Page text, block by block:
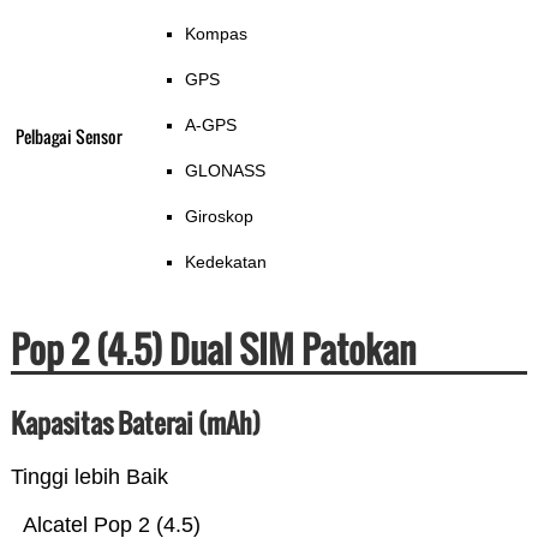
Pelbagai Sensor
Kompas
GPS
A-GPS
GLONASS
Giroskop
Kedekatan
Pop 2 (4.5) Dual SIM Patokan
Kapasitas Baterai (mAh)
Tinggi lebih Baik
Alcatel Pop 2 (4.5)